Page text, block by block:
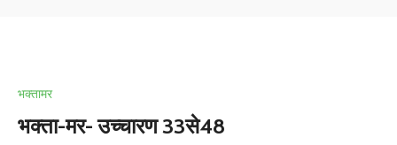
भक्तामर
भक्ता-मर- उच्चारण 33से48